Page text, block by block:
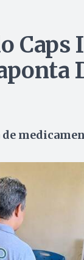
Caps